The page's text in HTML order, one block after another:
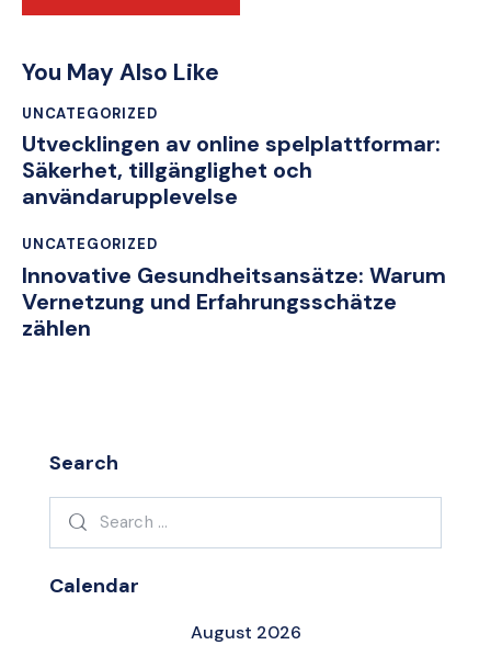
You May Also Like
UNCATEGORIZED
Utvecklingen av online spelplattformar:
Säkerhet, tillgänglighet och
användarupplevelse
UNCATEGORIZED
Innovative Gesundheitsansätze: Warum
Vernetzung und Erfahrungsschätze
zählen
Search
Search
Calendar
August 2026